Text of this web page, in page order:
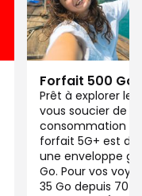
Forfait 500 Go
Prêt à explorer le
vous soucier de
consommation
forfait 5G+ est
une enveloppe
Go. Pour vos
35 Go depuis 70